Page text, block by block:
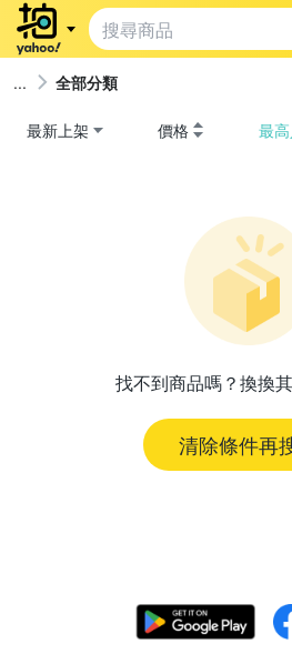
全部分類
最新上架 價格 最
找不到商品嗎？換換
清除條件再